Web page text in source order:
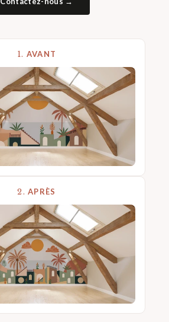
1. AVANT
2. APRÈS